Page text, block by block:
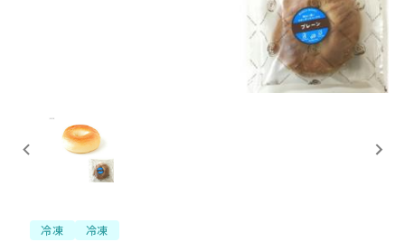
冷凍 冷凍